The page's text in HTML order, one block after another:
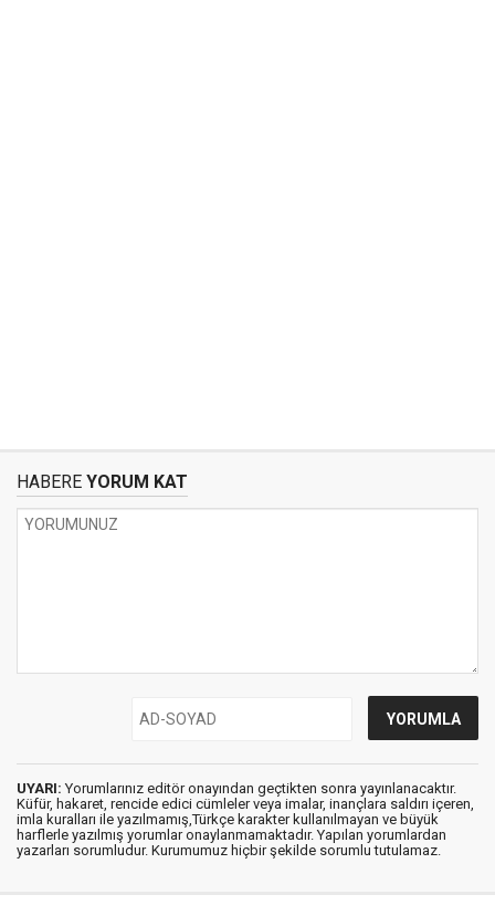
HABERE YORUM KAT
UYARI: Yorumlarınız editör onayından geçtikten sonra yayınlanacaktır.
Küfür, hakaret, rencide edici cümleler veya imalar, inançlara saldırı içeren,
imla kuralları ile yazılmamış,Türkçe karakter kullanılmayan ve büyük
harflerle yazılmış yorumlar onaylanmamaktadır. Yapılan yorumlardan
yazarları sorumludur. Kurumumuz hiçbir şekilde sorumlu tutulamaz.